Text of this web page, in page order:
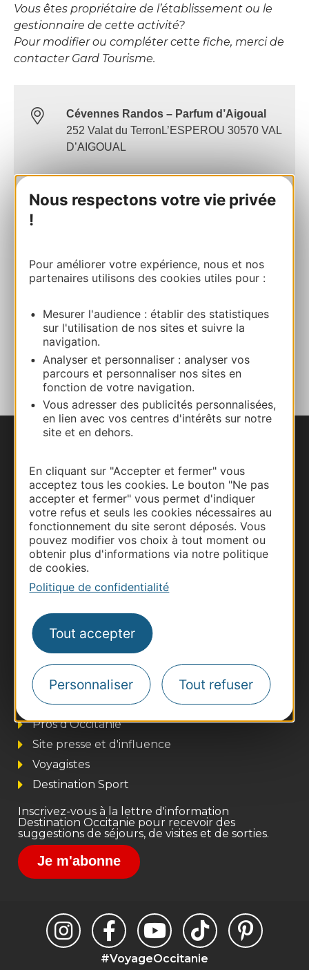
Nous respectons votre vie privée
!
Pour améliorer votre expérience, nous et nos
partenaires utilisons des cookies utiles pour :
Mesurer l'audience : établir des statistiques
sur l'utilisation de nos sites et suivre la
navigation.
Analyser et personnaliser : analyser vos
parcours et personnaliser nos sites en
fonction de votre navigation.
Vous adresser des publicités personnalisées,
en lien avec vos centres d'intérêts sur notre
site et en dehors.
En cliquant sur "Accepter et fermer" vous
acceptez tous les cookies. Le bouton "Ne pas
accepter et fermer" vous permet d'indiquer
votre refus et seuls les cookies nécessaires au
fonctionnement du site seront déposés. Vous
pouvez modifier vos choix à tout moment ou
obtenir plus d'informations via notre politique
de cookies.
Politique de confidentialité
Tout accepter
Personnaliser Tout refuser
Vous êtes propriétaire de l’établissement ou le
gestionnaire de cette activité?
Pour modifier ou compléter cette fiche, merci de
contacter Gard Tourisme.
Cévennes Randos – Parfum d’Aigoual
252 Valat du TerronL’ESPEROU 30570 VAL
D’AIGOUAL
E-mail
Site internet
AU CARNET
Carte interactive
Documentation
Thermalisme
Business/Mice
Pros d'Occitanie
Site presse et d'influence
Voyagistes
Destination Sport
Inscrivez-vous à la lettre d'information
Destination Occitanie pour recevoir des
suggestions de séjours, de visites et de sorties.
Je m'abonne
#VoyageOccitanie